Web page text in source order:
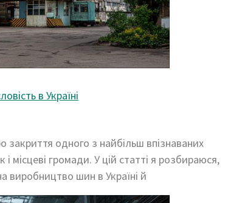
в Україні
одного з найбільш впізнаваних
місцеві громади. У цій статті я розбираюся,
виробництво шин в Україні й